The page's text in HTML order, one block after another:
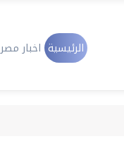
الرئيسية اخبار مصر